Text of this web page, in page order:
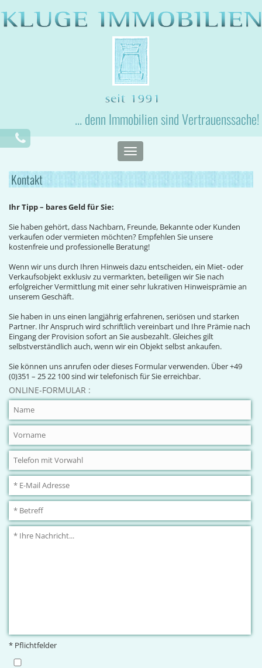
... denn Immobilien sind Vertrauenssache!
Toggle
navigation
Kontakt
Ihr Tipp – bares Geld für Sie:
Sie haben gehört, dass Nachbarn, Freunde, Bekannte oder Kunden
verkaufen oder vermieten möchten? Empfehlen Sie unsere
kostenfreie und professionelle Beratung!
Wenn wir uns durch Ihren Hinweis dazu entscheiden, ein Miet- oder
Verkaufsobjekt exklusiv zu vermarkten, beteiligen wir Sie nach
erfolgreicher Vermittlung mit einer sehr lukrativen Hinweisprämie an
unserem Geschäft.
Sie haben in uns einen langjährig erfahrenen, seriösen und starken
Partner. Ihr Anspruch wird schriftlich vereinbart und Ihre Prämie nach
Eingang der Provision sofort an Sie ausbezahlt. Gleiches gilt
selbstverständlich auch, wenn wir ein Objekt selbst ankaufen.
Sie können uns anrufen oder dieses Formular verwenden. Über +49
(0)351 – 25 22 100 sind wir telefonisch für Sie erreichbar.
ONLINE-FORMULAR :
* Pflichtfelder